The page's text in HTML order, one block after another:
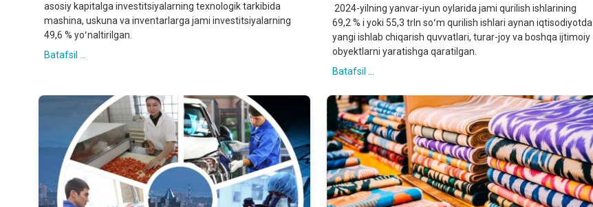
asosiy kapitalga investitsiyalarning texnologik tarkibida
mashina, uskuna va inventarlarga jami investitsiyalarning
49,6 % yoʻnaltirilgan.
Batafsil ...
2024-yilning yanvar-iyun oylarida jami qurilish ishlarining
69,2 % i yoki 55,3 trln soʻm qurilish ishlari aynan iqtisodiyotda
yangi ishlab chiqarish quvvatlari, turar-joy va boshqa ijtimoiy
obyektlarni yaratishga qaratilgan.
Batafsil ...